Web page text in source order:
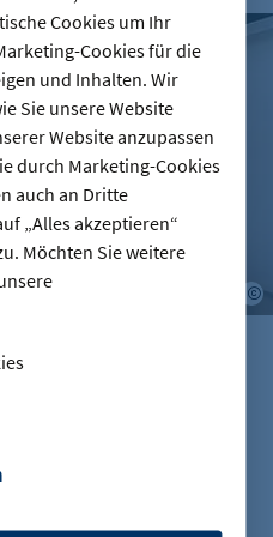
Cookies um Ihr
Cookies für die
und Inhalten. Wir
Sie unsere Website
Website anzupassen
durch Marketing-Cookies
auch an Dritte
„Alles akzeptieren“
Möchten Sie weitere
Wachstum im ersten
Starkes
2026
in Berlin stark